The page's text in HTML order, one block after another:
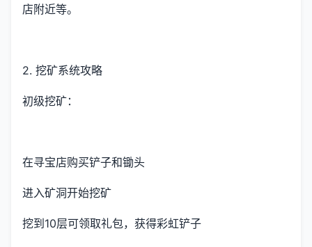
店附近等。
2. 挖矿系统攻略
初级挖矿：
在寻宝店购买铲子和锄头
进入矿洞开始挖矿
挖到10层可领取礼包，获得彩虹铲子